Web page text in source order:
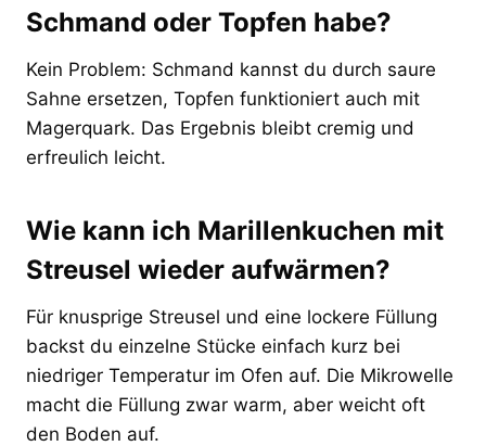
Schmand oder Topfen habe?
Kein Problem: Schmand kannst du durch saure
Sahne ersetzen, Topfen funktioniert auch mit
Magerquark. Das Ergebnis bleibt cremig und
erfreulich leicht.
Wie kann ich Marillenkuchen mit
Streusel wieder aufwärmen?
Für knusprige Streusel und eine lockere Füllung
backst du einzelne Stücke einfach kurz bei
niedriger Temperatur im Ofen auf. Die Mikrowelle
macht die Füllung zwar warm, aber weicht oft
den Boden auf.